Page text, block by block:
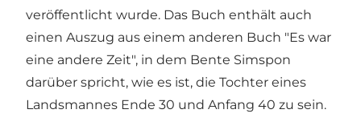
veröffentlicht wurde. Das Buch enthält auch
einen Auszug aus einem anderen Buch "Es war
eine andere Zeit", in dem Bente Simspon
darüber spricht, wie es ist, die Tochter eines
Landsmannes Ende 30 und Anfang 40 zu sein.